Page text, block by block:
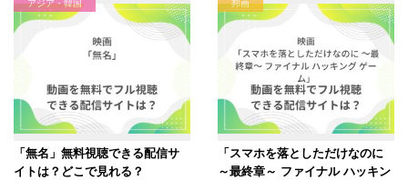
アジア・韓国
「無名」無料視聴できる配信サ
イトは？どこで見れる？
邦画
「スマホを落としただけなのに
～最終章～ ファイナル ハッキン